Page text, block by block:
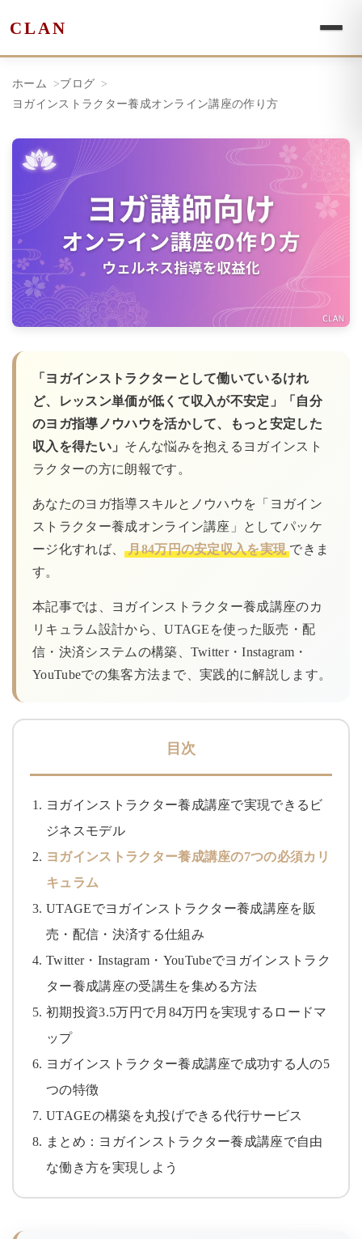
CLAN
ホーム
ブログ
ヨガインストラクター養成オンライン講座の作り方
「ヨガインストラクターとして働いているけれ
ど、レッスン単価が低くて収入が不安定」「自分
のヨガ指導ノウハウを活かして、もっと安定した
収入を得たい」 そんな悩みを抱えるヨガインスト
ラクターの方に朗報です。
あなたのヨガ指導スキルとノウハウを「ヨガイン
ストラクター養成オンライン講座」としてパッケ
ージ化すれば、 月84万円の安定収入を実現 できま
す。
本記事では、ヨガインストラクター養成講座のカ
リキュラム設計から、UTAGEを使った販売・配
信・決済システムの構築、Twitter・Instagram・
YouTubeでの集客方法まで、実践的に解説します。
目次
ヨガインストラクター養成講座で実現できるビ
ジネスモデル
ヨガインストラクター養成講座の7つの必須カリ
キュラム
UTAGEでヨガインストラクター養成講座を販
売・配信・決済する仕組み
Twitter・Instagram・YouTubeでヨガインストラク
ター養成講座の受講生を集める方法
初期投資3.5万円で月84万円を実現するロードマ
ップ
ヨガインストラクター養成講座で成功する人の5
つの特徴
UTAGEの構築を丸投げできる代行サービス
まとめ：ヨガインストラクター養成講座で自由
な働き方を実現しよう